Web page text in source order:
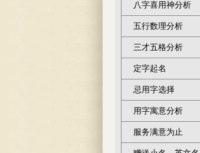
八字喜用神分析
五行数理分析
三才五格分析
定字起名
忌用字选择
用字寓意分析
服务满意为止